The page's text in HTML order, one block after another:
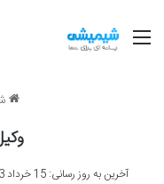
منو
آخرین به روز رسانی: 15 خرداد 1403